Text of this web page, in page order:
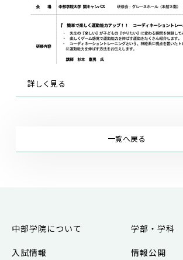
詳しく見る
一覧へ戻る
中部学院について 学部・学科
入試情報 情報公開